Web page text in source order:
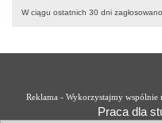
W ciągu ostatnich 30 dni zagłosowano
Reklama - Wykorzystajmy wspólnie
Praca dla